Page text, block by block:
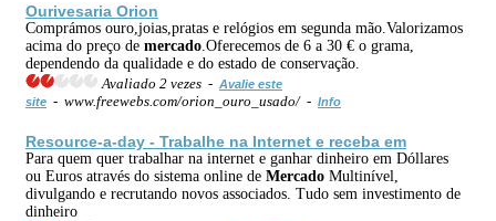
Ourivesaria Orion
Comprámos ouro,joias,pratas e relógios em segunda mão.Valorizamos
acima do preço de mercado .Oferecemos de 6 a 30 € o grama,
dependendo da qualidade e do estado de conservação.
Avaliado 2 vezes - Avalie este
site - www.freewebs.com/orion_ouro_usado/ - Info
Resource-a-day - Trabalhe na Internet e receba em
Para quem quer trabalhar na internet e ganhar dinheiro em Dóllares
ou Euros através do sistema online de Mercado Multinível,
divulgando e recrutando novos associados. Tudo sem investimento de
dinheiro